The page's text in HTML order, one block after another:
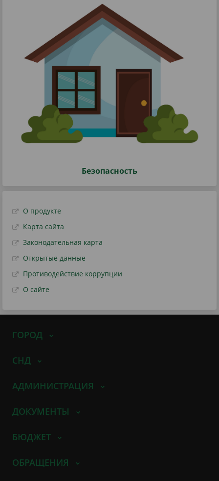
Безопасность
О продукте
Карта сайта
Законодательная карта
Открытые данные
Противодействие коррупции
О сайте
ГОРОД
СНД
АДМИНИСТРАЦИЯ
ДОКУМЕНТЫ
БЮДЖЕТ
ОБРАЩЕНИЯ